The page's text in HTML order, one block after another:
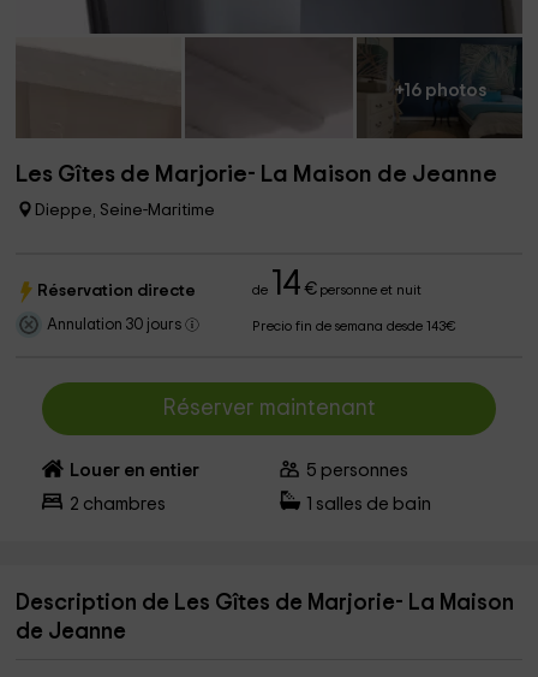
+16 photos
Les Gîtes de Marjorie- La Maison de Jeanne
Dieppe, Seine-Maritime
Réservation directe de 14 €personne et nuit
Annulation 30 jours Precio fin de semana desde 143€
Réserver maintenant
Louer en entier 5 personnes
2 chambres salles de bain
Description de Les Gîtes de Marjorie- La Maison
de Jeanne